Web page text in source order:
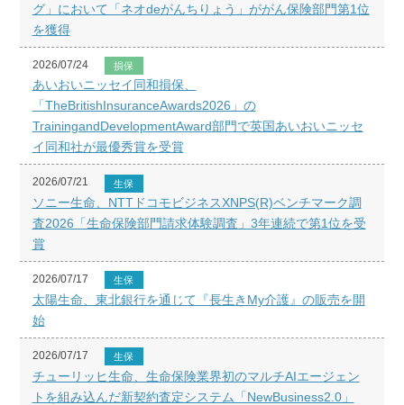
グ」において「ネオdeがんちりょう」ががん保険部門第1位
を獲得
2026/07/24 損保
あいおいニッセイ同和損保、
「TheBritishInsuranceAwards2026」の
TrainingandDevelopmentAward部門で英国あいおいニッセ
イ同和社が最優秀賞を受賞
2026/07/21 生保
ソニー生命、NTTドコモビジネスXNPS(R)ベンチマーク調
査2026「生命保険部門請求体験調査」3年連続で第1位を受
賞
2026/07/17 生保
太陽生命、東北銀行を通じて『長生きMy介護』の販売を開
始
2026/07/17 生保
チューリッヒ生命、生命保険業界初のマルチAIエージェン
トを組み込んだ新契約査定システム「NewBusiness2.0」